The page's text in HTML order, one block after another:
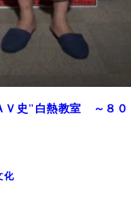
Ｖ史"白熱教室 ～８０
化